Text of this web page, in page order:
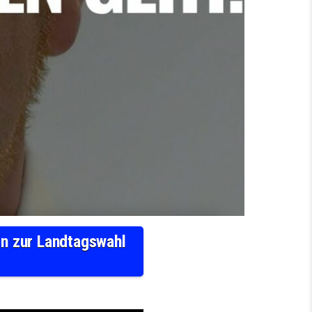
zur Landtagswahl
SACHSENWAHL – WAHLSPOT DER CDU SACHSEN ZUR LANDTAGSWAHL 2024 IN SACHSEN